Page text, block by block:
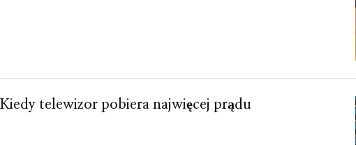
Kiedy telewizor pobiera najwięcej prądu